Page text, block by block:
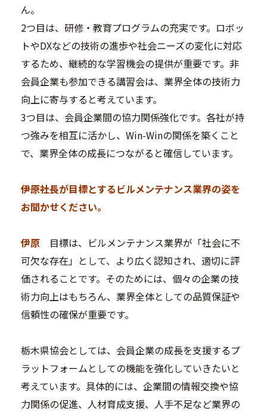
ん。
2つ目は、研修・教育プログラムの充実です。ロボッ
トやDXなどの技術の進歩や社会ニーズの変化に対応
するため、継続的な学習機会の提供が重要です。非
会員企業も参加できる講習会は、業界全体の技術力
向上に寄与すると考えています。
3つ目は、会員企業間の協力関係強化です。各社が持
つ強みを相互に活かし、Win-Winの関係を築くこと
で、業界全体の成長につながると確信しています。
―――伊原社長が目標とするビルメンテナンス業界の姿を
お聞かせください。
伊原 目標は、ビルメンテナンス業界が「社会に不
可欠な存在」として、より広く認知され、適切に評
価されることです。そのためには、個々の企業の技
術力向上はもちろん、業界全体としての品質保証や
信頼性の確保が重要です。
栃木県協会としては、会員企業の成長を支援するプ
ラットフォームとしての機能を強化していきたいと
考えています。具体的には、企業間の情報交換や協
力関係の促進、人材育成支援、人手不足など業界の